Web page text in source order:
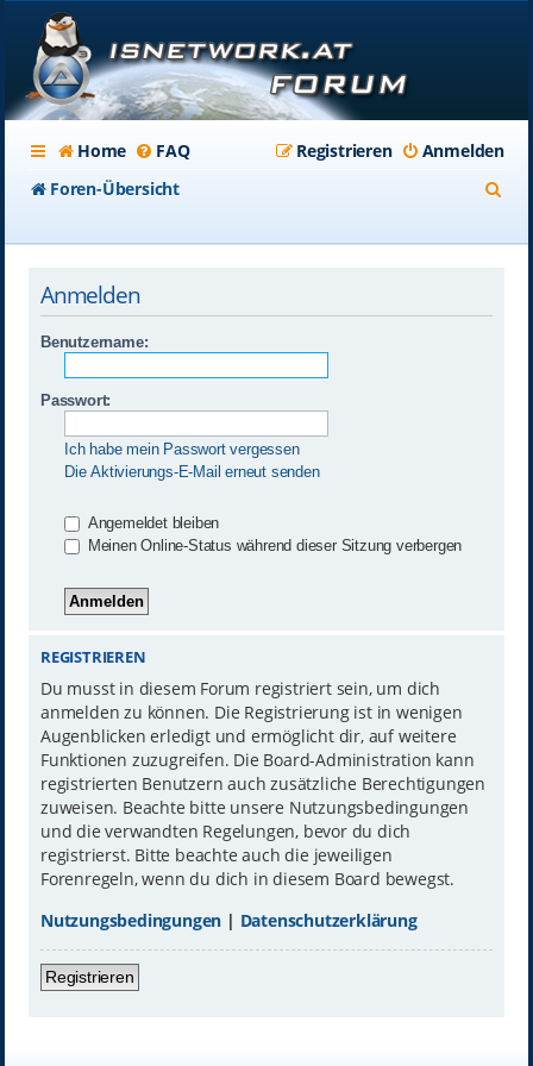
Home FAQ Anmelden
Registrieren
Foren-Übersicht
Anmelden
Benutzername:
Passwort:
Ich habe mein Passwort vergessen
Die Aktivierungs-E-Mail erneut senden
Angemeldet bleiben
Meinen Online-Status während dieser Sitzung verbergen
REGISTRIEREN
Du musst in diesem Forum registriert sein, um dich
anmelden zu können. Die Registrierung ist in wenigen
Augenblicken erledigt und ermöglicht dir, auf weitere
Funktionen zuzugreifen. Die Board-Administration kann
registrierten Benutzern auch zusätzliche Berechtigungen
zuweisen. Beachte bitte unsere Nutzungsbedingungen
und die verwandten Regelungen, bevor du dich
registrierst. Bitte beachte auch die jeweiligen
Forenregeln, wenn du dich in diesem Board bewegst.
Nutzungsbedingungen | Datenschutzerklärung
Registrieren